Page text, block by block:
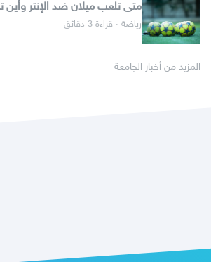
متى تلعب ميلان ضد الإنتر وأين
رياضة · قراءة 3 دقائق
المزيد من أخبار الجامعة